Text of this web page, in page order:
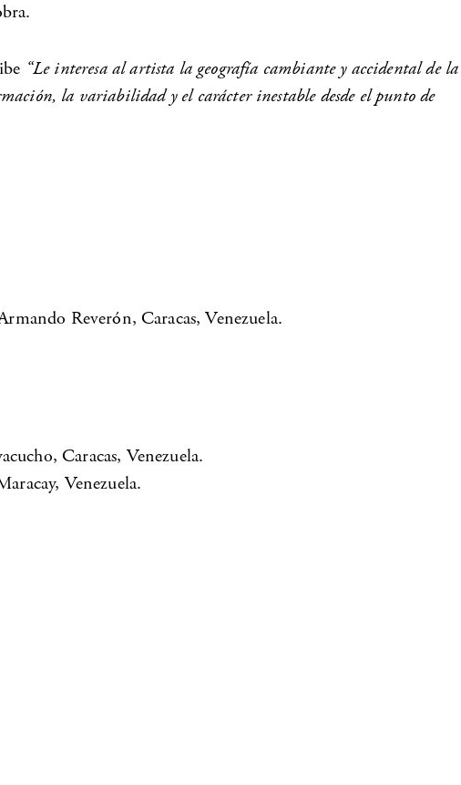
“Le interesa al artista la geografía cambiante y accidental de la
la variabilidad y el carácter inestable desde el punto de
Reverón, Caracas, Venezuela.
Caracas, Venezuela.
Venezuela.